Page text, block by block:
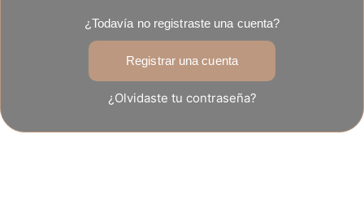
¿Todavía no registraste una cuenta?
Registrar una cuenta
¿Olvidaste tu contraseña?